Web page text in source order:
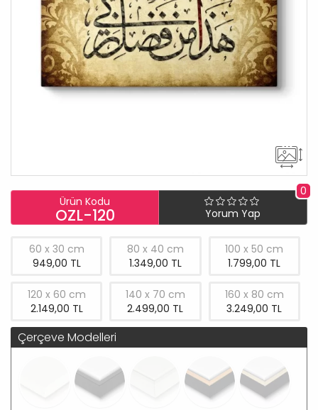
Ürün Kodu
OZL-120
0
Yorum Yap
60 x 30 cm
949,00 TL
80 x 40 cm
1.349,00 TL
100 x 50 cm
1.799,00 TL
120 x 60 cm
2.149,00 TL
140 x 70 cm
2.499,00 TL
160 x 80 cm
3.249,00 TL
Çerçeve Modelleri